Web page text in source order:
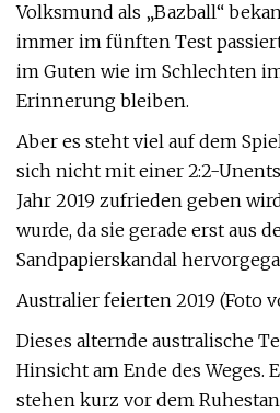
Volksmund als „Bazball“
immer im fünften Test
im Guten wie im Schlechten
Erinnerung bleiben.
Aber es steht viel auf dem
sich nicht mit einer 2:2-
Jahr 2019 zufrieden geben
wurde, da sie gerade erst aus
Sandpapierskandal
Australier feierten 2019 (Foto
Dieses alternde australische
Hinsicht am Ende des Weges.
stehen kurz vor dem